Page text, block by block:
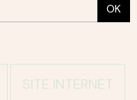
OK
SITE INTERNET